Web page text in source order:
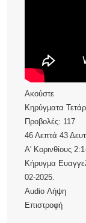
Ακούστε
Κηρύγματα
Προβολές: 117
46 Λεπτά 43
Α' Κορινθίους
Κήρυγμα
02-2025.
Audio Λήψη
Επιστροφή